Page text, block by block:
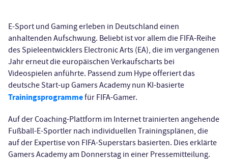
E-Sport und Gaming erleben in Deutschland einen
anhaltenden Aufschwung. Beliebt ist vor allem die FIFA-Reihe
des Spieleentwicklers Electronic Arts (EA), die im vergangenen
Jahr erneut die europäischen Verkaufscharts bei
Videospielen anführte. Passend zum Hype offeriert das
deutsche Start-up Gamers Academy nun KI-basierte
Trainingsprogrammefür FIFA-Gamer.
Auf der Coaching-Plattform im Internet trainierten angehende
Fußball-E-Sportler nach individuellen Trainingsplänen, die
auf der Expertise von FIFA-Superstars basierten. Dies erklärte
Gamers Academy am Donnerstag in einer Pressemitteilung.